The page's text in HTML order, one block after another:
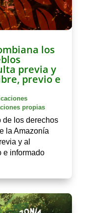
los
previa y
previo e
propias
de los derechos
la Amazonía
y al
e informado